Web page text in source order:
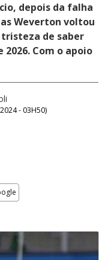
depois da falha
Weverton voltou
de saber
Com o apoio
- 03H50)